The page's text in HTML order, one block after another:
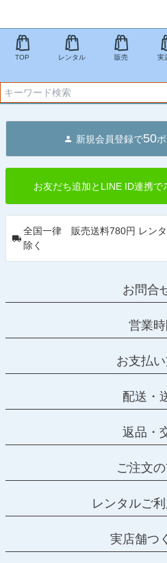
TOP レンタル 販売 実
新規会員登録で50
お友だち追加とLINE ID連携で
全国一律 販売送料780円 レン
除く
お問合
営業時
お支払
配送・
返品・
ご注文
レンタルご
実店舗つ